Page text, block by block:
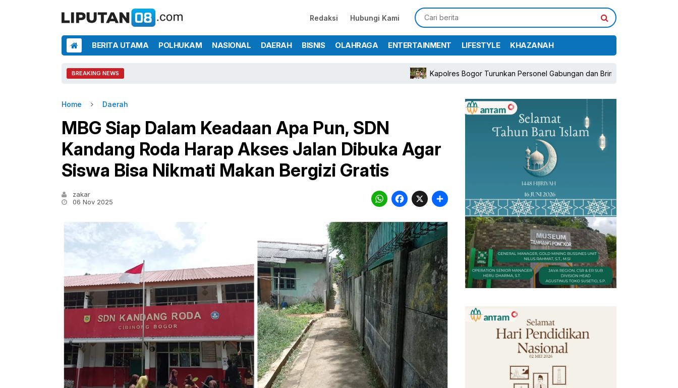
Redaksi Hubungi Kami
BERITA UTAMA POLHUKAM NASIONAL DAERAH BISNIS OLAHRAGA ENTERTAINMENT LIFESTYLE KHAZANAH
BREAKING NEWS Kapolres Bogor Turunkan Personel Gabungan dan Brimob, Prioritaskan Pengamanan
Home Daerah
MBG Siap Dalam Keadaan Apa Pun, SDN
Kandang Roda Harap Akses Jalan Dibuka Agar
Siswa Bisa Nikmati Makan Bergizi Gratis
zakar
06 Nov 2025
WhatsApp
Facebook
X Share